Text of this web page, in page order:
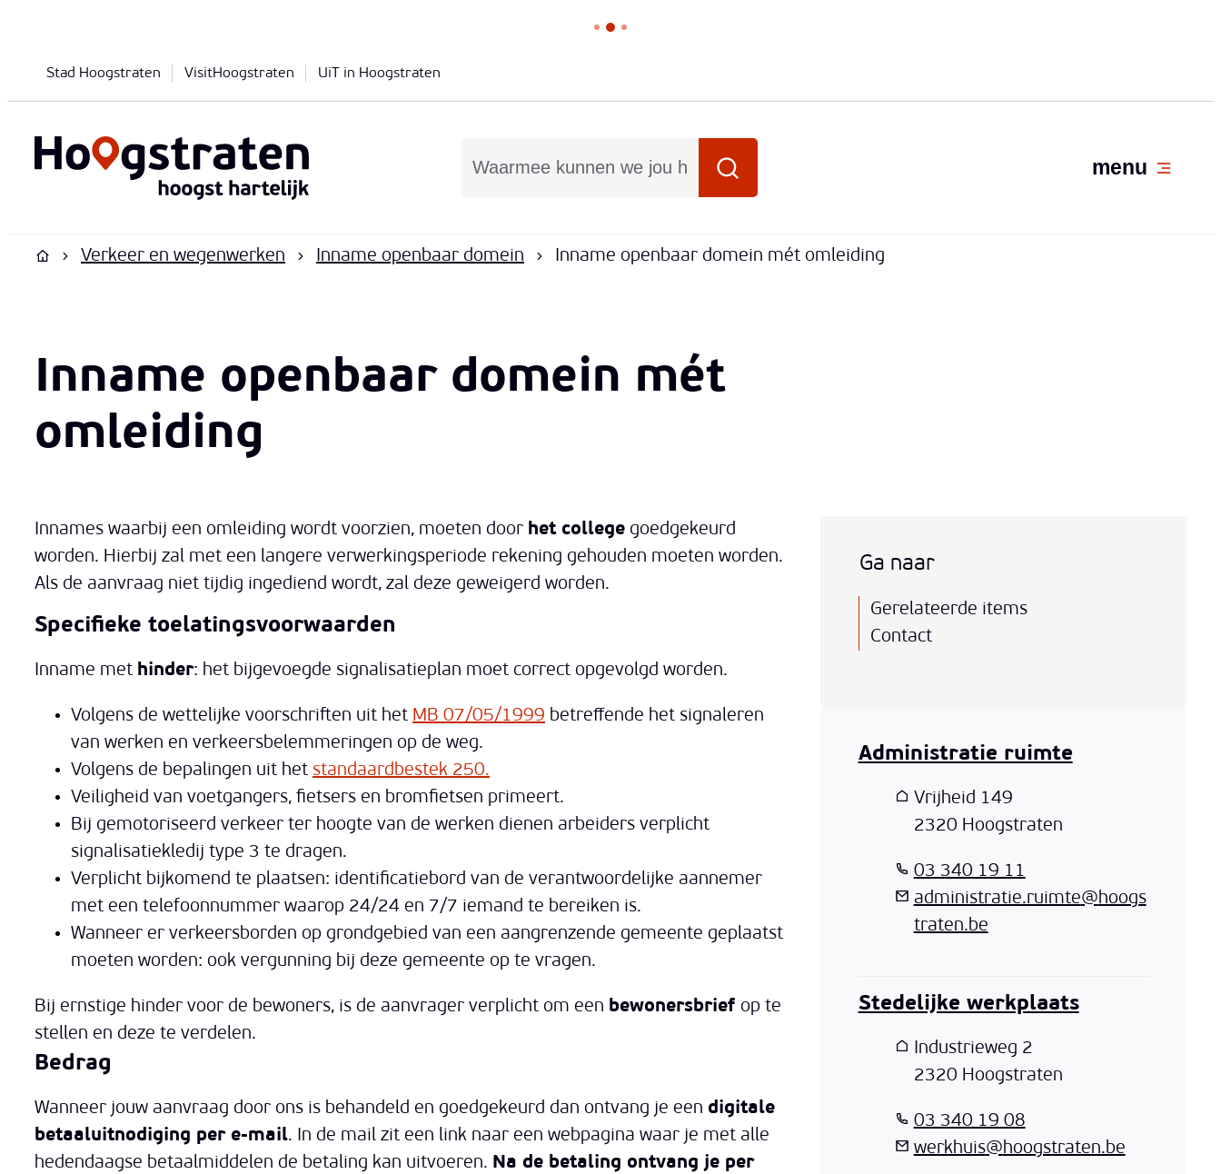
Naar inhoud
Stad Hoogstraten VisitHoogstraten UiT in Hoogstraten
Hoogstraten
Zoeken menu
Startpagina
Verkeer en wegenwerken Inname openbaar domein Inname openbaar domein mét omleiding
Inname openbaar domein mét
omleiding
Innames waarbij een omleiding wordt voorzien, moeten door het college goedgekeurd
worden. Hierbij zal met een langere verwerkingsperiode rekening gehouden moeten worden.
Als de aanvraag niet tijdig ingediend wordt, zal deze geweigerd worden.
Specifieke toelatingsvoorwaarden
Inname met hinder: het bijgevoegde signalisatieplan moet correct opgevolgd worden.
Volgens de wettelijke voorschriften uit het MB 07/05/1999 betreffende het signaleren
van werken en verkeersbelemmeringen op de weg.
Volgens de bepalingen uit het standaardbestek 250.
Veiligheid van voetgangers, fietsers en bromfietsen primeert.
Bij gemotoriseerd verkeer ter hoogte van de werken dienen arbeiders verplicht
signalisatiekledij type 3 te dragen.
Verplicht bijkomend te plaatsen: identificatiebord van de verantwoordelijke aannemer
met een telefoonnummer waarop 24/24 en 7/7 iemand te bereiken is.
Wanneer er verkeersborden op grondgebied van een aangrenzende gemeente geplaatst
moeten worden: ook vergunning bij deze gemeente op te vragen.
Bij ernstige hinder voor de bewoners, is de aanvrager verplicht om een bewonersbrief op te
stellen en deze te verdelen.
Bedrag
Wanneer jouw aanvraag door ons is behandeld en goedgekeurd dan ontvang je een digitale
betaaluitnodiging per e-mail. In de mail zit een link naar een webpagina waar je met alle
hedendaagse betaalmiddelen de betaling kan uitvoeren. Na de betaling ontvang je per
Ga naar
Gerelateerde items
Contact
Administratie ruimte
Adres Vrijheid 149
,2320 Hoogstraten
03 340 19 11
E-mailadministratie.ruimte@hoogs
traten.be
Stedelijke werkplaats
Adres Industrieweg 2
,2320 Hoogstraten
03 340 19 08
E-mailwerkhuis@hoogstraten.be